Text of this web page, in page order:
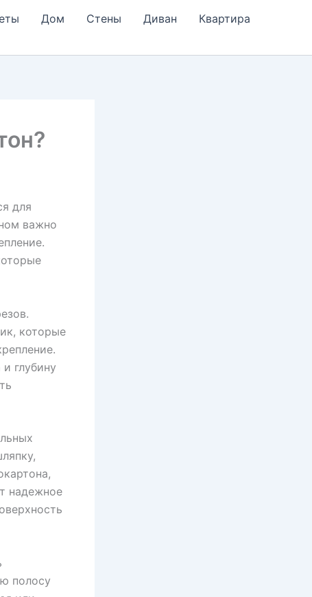
Дом Стены Диван
Квартира
для
важно
которые
глубину
надежное
полосу